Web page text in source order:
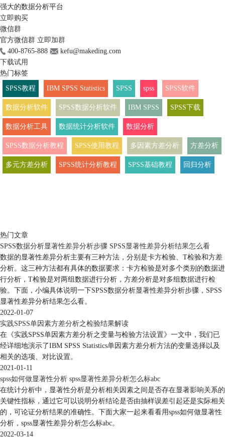
强大的数据分析平台
立即购买
微信群
官方微信群 立即加群
400-8765-888
kefu@makeding.com
下载试用
热门标签
SPSS教程
IBM SPSS Statistics SPSS spss SPSS软件
数据分析软件 SPSS数据分析软件 IBM SPSS SPSS下载
数据分析工具 数据统计分析软件 数据分析
SPSS数据分析教程 SPSS使用教程 多因素方差分析 方差分析
多元方差分析 SPSS统计分析教程 SPSS基础教程 回归分析
热门文章
SPSS数据分析显著性差异分析步骤 SPSS显著性差异分析结果怎么看
数据的显著性差异分析主要有三种方法，分别是卡方检验、T检验和方差
分析。这三种方法都有具体的数据要求：卡方检验是对多个类别的数据进
行分析，T检验是对两组数据进行分析，方差分析是对多组数据进行检
验。下面，小编具体说明一下SPSS数据分析显著性差异分析步骤，SPSS
显著性差异分析结果怎么看。
2022-01-07
实践SPSS单因素方差分析之检验结果解读
在《实践SPSS单因素方差分析之变量与检验方法设置》一文中，我们已
经详细地演示了IBM SPSS Statistics单因素方差分析方法的变量选择以及
相关的选项、对比设置。
2021-01-11
spss如何做显著性分析 spss显著性差异分析怎么标abc
在统计分析中，显著性分析是分析相关因素之间是否存在显著影响关系的
关键性指标，通过它可以说明分析结论是否由抽样误差引起还是实际相关
的，可论证分析结果的准确性。下面大家一起来看看用spss如何做显著性
分析，spss显著性差异分析怎么标abc。
2022-03-14